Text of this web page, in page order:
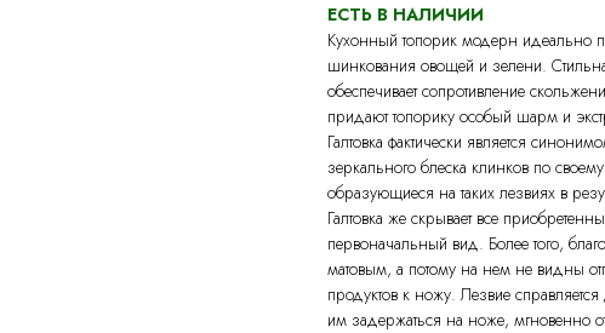
ЕСТЬ В НАЛИЧИИ
Кухонный топорик модерн идеально
шинкования овощей и зелени.
обеспечивает сопротивление
придают топорику особый шарм и
Галтовка фактически является
зеркального блеска клинков по
образующиеся на таких лезвиях в
Галтовка же скрывает все
первоначальный вид. Более того,
матовым, а потому на нем не видны
продуктов к ножу. Лезвие
им задержаться на ноже, мгновенно